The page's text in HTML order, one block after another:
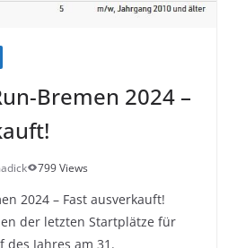
Bremen 2024 –
799 Views
2024 – Fast ausverkauft!
der letzten Startplätze für
Jahres am 31.